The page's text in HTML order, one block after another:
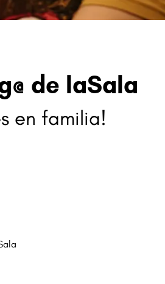
de laSala
en familia!